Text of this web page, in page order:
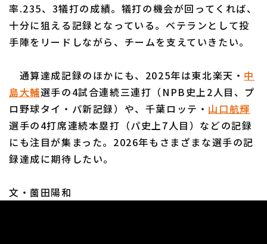
率.235、3犠打の成績。犠打の機会が回ってくれば、
十分に狙える記録となっている。ベテランとして投
手陣をリードしながら、チームを支えていきたい。
通算達成記録のほかにも、2025年は東北楽天・ 中
島大輔選手の4試合連続三連打（NPB史上2人目、プ
ロ野球タイ・パ新記録）や、千葉ロッテ・ 山口航輝
選手の4打席連続本塁打（パ史上7人目）などの記録
にも注目が集まった。2026年もさまざまな選手の記
録達成に期待したい。
文・薗田陽和